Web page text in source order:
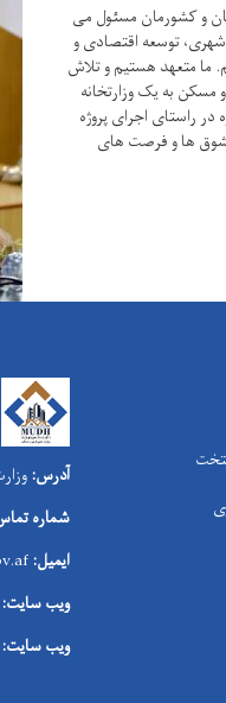
و کشورمان مسئول می
توسعه اقتصادی و
ما متعهد هستیم و تلاش
به یک وزارتخانه
راستای اجرای پروژه
ها و فرصت های
آدرس:
شماره
ایمیل:
ویب
ویب سایت: